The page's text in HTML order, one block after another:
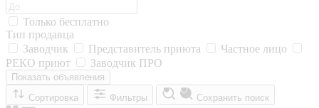
Только бесплатно
Тип продавца
Заводчик
Представитель приюта
Частное лицо
РЕКО приют
Заводчик ПРО
Показать объявления
Сортировка
Фильтры Сохранить поиск